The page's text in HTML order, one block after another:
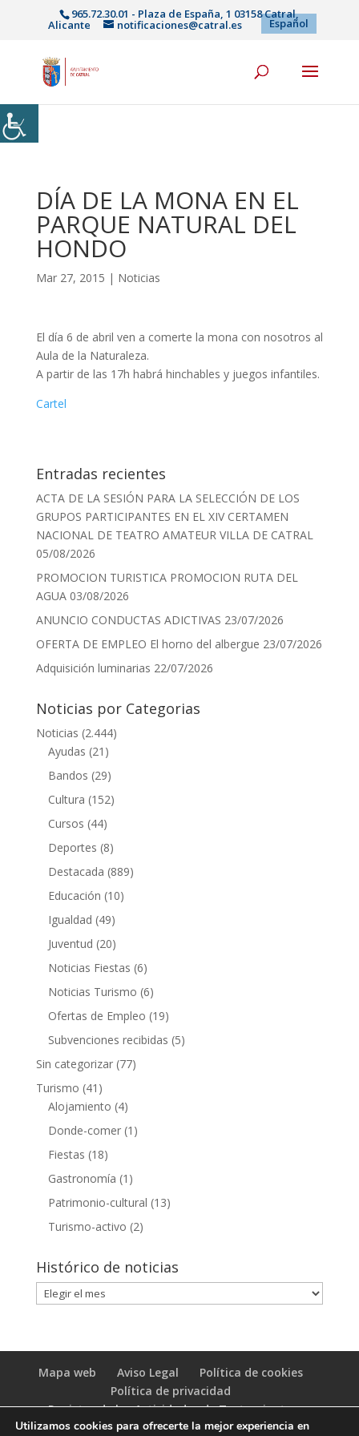
965.72.30.01 - Plaza de España, 1 03158 Catral,
Alicante notificaciones@catral.es Español
DÍA DE LA MONA EN EL
PARQUE NATURAL DEL
HONDO
Mar 27, 2015 | Noticias
El día 6 de abril ven a comerte la mona con nosotros al
Aula de la Naturaleza.
A partir de las 17h habrá hinchables y juegos infantiles.
Cartel
Entradas recientes
ACTA DE LA SESIÓN PARA LA SELECCIÓN DE LOS
GRUPOS PARTICIPANTES EN EL XIV CERTAMEN
NACIONAL DE TEATRO AMATEUR VILLA DE CATRAL
05/08/2026
PROMOCION TURISTICA PROMOCION RUTA DEL
AGUA 03/08/2026
ANUNCIO CONDUCTAS ADICTIVAS 23/07/2026
OFERTA DE EMPLEO El horno del albergue 23/07/2026
Adquisición luminarias 22/07/2026
Noticias por Categorias
Noticias (2.444)
Ayudas (21)
Bandos (29)
Cultura (152)
Cursos (44)
Deportes (8)
Destacada (889)
Educación (10)
Igualdad (49)
Juventud (20)
Noticias Fiestas (6)
Noticias Turismo (6)
Ofertas de Empleo (19)
Subvenciones recibidas (5)
Sin categorizar(77)
Turismo (41)
Alojamiento (4)
Donde-comer(1)
Fiestas (18)
Gastronomía (1)
Patrimonio-cultural (13)
Turismo-activo (2)
Histórico de noticias
Histórico
de
Mapa web Aviso Legal
Política de cookies
Política de privacidad
Registro de las Actividades de Tratamiento
(RAT)
Utilizamos cookies para ofrecerte la mejor experiencia en